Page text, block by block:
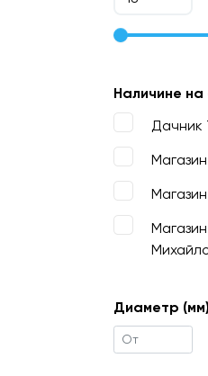
Наличине на
Дачник
Магазин
Диаметр (мм)